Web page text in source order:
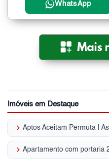
WhatsApp
Imóveis em Destaque
keyboard_arrow_right Aptos Aceitam Permuta |
keyboard_arrow_right